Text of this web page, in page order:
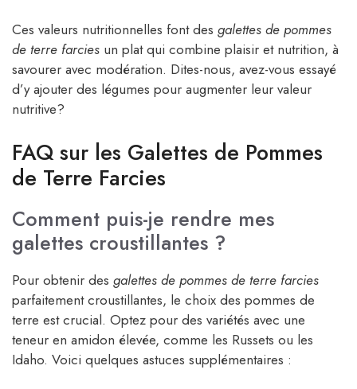
Ces valeurs nutritionnelles font des galettes de pommes
de terre farcies un plat qui combine plaisir et nutrition, à
savourer avec modération. Dites-nous, avez-vous essayé
d’y ajouter des légumes pour augmenter leur valeur
nutritive?
FAQ sur les Galettes de Pommes
de Terre Farcies
Comment puis-je rendre mes
galettes croustillantes ?
Pour obtenir des galettes de pommes de terre farcies
parfaitement croustillantes, le choix des pommes de
terre est crucial. Optez pour des variétés avec une
teneur en amidon élevée, comme les Russets ou les
Idaho. Voici quelques astuces supplémentaires :